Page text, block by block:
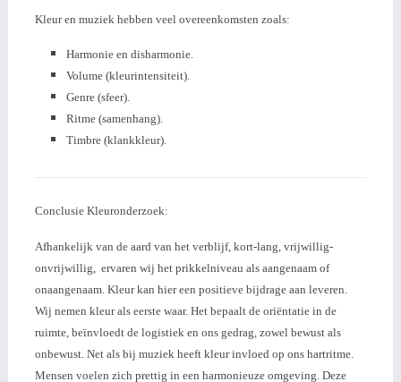
Kleur en muziek hebben veel overeenkomsten zoals:
Harmonie en disharmonie.
Volume (kleurintensiteit).
Genre (sfeer).
Ritme (samenhang).
Timbre (klankkleur).
Conclusie Kleuronderzoek:
Afhankelijk van de aard van het verblijf, kort-lang, vrijwillig-
onvrijwillig, ervaren wij het prikkelniveau als aangenaam of
onaangenaam. Kleur kan hier een positieve bijdrage aan leveren.
Wij nemen kleur als eerste waar. Het bepaalt de oriëntatie in de
ruimte, beïnvloedt de logistiek en ons gedrag, zowel bewust als
onbewust. Net als bij muziek heeft kleur invloed op ons hartritme.
Mensen voelen zich prettig in een harmonieuze omgeving. Deze